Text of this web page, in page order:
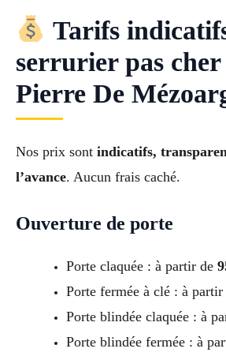
Tarifs
serrurier pas
Pierre De
Nos prix sont indicatifs,
l’avance. Aucun frais caché.
Ouverture de porte
Porte claquée : à partir de
Porte fermée à clé : à partir
Porte blindée claquée : à
Porte blindée fermée : à